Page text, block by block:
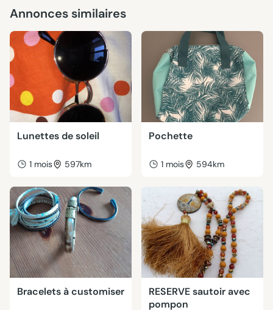
Annonces similaires
Lunettes de soleil
1 mois 597km
Pochette
1 mois 594km
Bracelets à customiser
RESERVE sautoir avec
pompon